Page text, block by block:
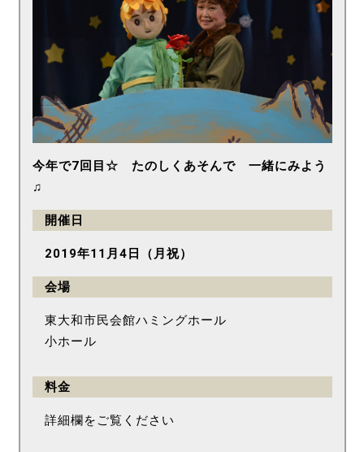
今年で7回目☆ たのしくあそんで 一緒にみよう
♫
開催日
2019年11月4日（月祝）
会場
東大和市民会館ハミングホール
小ホール
料金
詳細欄をご覧ください